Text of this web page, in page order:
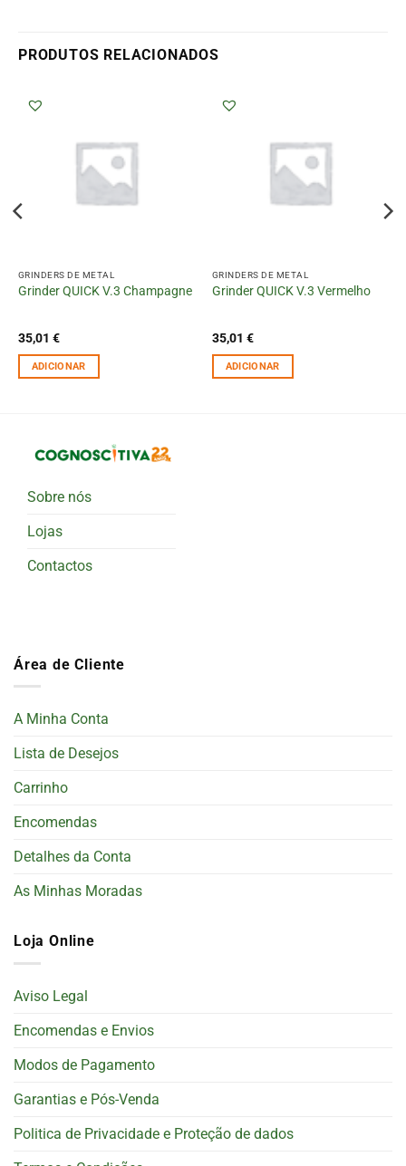
PRODUTOS RELACIONADOS
GRINDERS DE METAL
Grinder QUICK V.3 Champagne
35,01 €
ADICIONAR
GRINDERS DE METAL
Grinder QUICK V.3 Vermelho
35,01 €
ADICIONAR
Sobre nós
Lojas
Contactos
Área de Cliente
A Minha Conta
Lista de Desejos
Carrinho
Encomendas
Detalhes da Conta
As Minhas Moradas
Loja Online
Aviso Legal
Encomendas e Envios
Modos de Pagamento
Garantias e Pós-Venda
Politica de Privacidade e Proteção de dados